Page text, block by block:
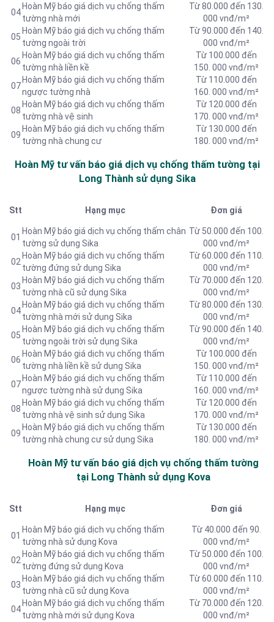
04
Hoàn Mỹ báo giá dịch vụ chống thấm
tường nhà mới
Từ 80.000 đến 130.
000 vnđ/m²
05
Hoàn Mỹ báo giá dịch vụ chống thấm
tường ngoài trời
Từ 90.000 đến 140.
000 vnđ/m²
06
Hoàn Mỹ báo giá dịch vụ chống thấm
tường nhà liền kề
Từ 100.000 đến
150. 000 vnđ/m²
07
Hoàn Mỹ báo giá dịch vụ chống thấm
ngược tường nhà
Từ 110.000 đến
160. 000 vnđ/m²
08
Hoàn Mỹ báo giá dịch vụ chống thấm
tường nhà vệ sinh
Từ 120.000 đến
170. 000 vnđ/m²
09
Hoàn Mỹ báo giá dịch vụ chống thấm
tường nhà chung cư
Từ 130.000 đến
180. 000 vnđ/m²
Hoàn Mỹ tư vấn báo giá dịch vụ chống thấm tường tại
Long Thành sử dụng Sika
Stt Hạng mục Đơn giá
01
Hoàn Mỹ báo giá dịch vụ chống thấm chân
tường sử dụng Sika
Từ 50.000 đến 100.
000 vnđ/m²
02
Hoàn Mỹ báo giá dịch vụ chống thấm
tường đứng sử dụng Sika
Từ 60.000 đến 110.
000 vnđ/m²
03
Hoàn Mỹ báo giá dịch vụ chống thấm
tường nhà cũ sử dụng Sika
Từ 70.000 đến 120.
000 vnđ/m²
04
Hoàn Mỹ báo giá dịch vụ chống thấm
tường nhà mới sử dụng Sika
Từ 80.000 đến 130.
000 vnđ/m²
05
Hoàn Mỹ báo giá dịch vụ chống thấm
tường ngoài trời sử dụng Sika
Từ 90.000 đến 140.
000 vnđ/m²
06
Hoàn Mỹ báo giá dịch vụ chống thấm
tường nhà liền kề sử dụng Sika
Từ 100.000 đến
150. 000 vnđ/m²
07
Hoàn Mỹ báo giá dịch vụ chống thấm
ngược tường nhà sử dụng Sika
Từ 110.000 đến
160. 000 vnđ/m²
08
Hoàn Mỹ báo giá dịch vụ chống thấm
tường nhà vệ sinh sử dụng Sika
Từ 120.000 đến
170. 000 vnđ/m²
09
Hoàn Mỹ báo giá dịch vụ chống thấm
tường nhà chung cư sử dụng Sika
Từ 130.000 đến
180. 000 vnđ/m²
Hoàn Mỹ tư vấn báo giá dịch vụ chống thấm tường
tại Long Thành sử dụng Kova
Stt Hạng mục Đơn giá
01
Hoàn Mỹ báo giá dịch vụ chống thấm
tường nhà sử dụng Kova
Từ 40.000 đến 90.
000 vnđ/m²
02
Hoàn Mỹ báo giá dịch vụ chống thấm
tường đứng sử dụng Kova
Từ 50.000 đến 100.
000 vnđ/m²
03
Hoàn Mỹ báo giá dịch vụ chống thấm
tường nhà cũ sử dụng Kova
Từ 60.000 đến 110.
000 vnđ/m²
04
Hoàn Mỹ báo giá dịch vụ chống thấm
tường nhà mới sử dụng Kova
Từ 70.000 đến 120.
000 vnđ/m²